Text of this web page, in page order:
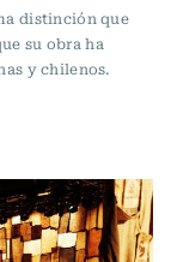
distinción que
su obra ha
y chilenos.